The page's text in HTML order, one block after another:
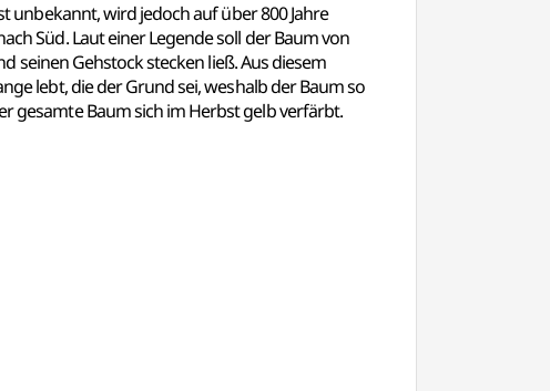
unbekannt, wird jedoch auf über 800 Jahre
Süd. Laut einer Legende soll der Baum von
seinen Gehstock stecken ließ. Aus diesem
lebt, die der Grund sei, weshalb der Baum so
gesamte Baum sich im Herbst gelb verfärbt.